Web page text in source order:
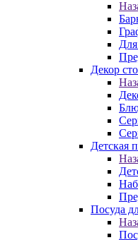
Декор
Детская
Посуда